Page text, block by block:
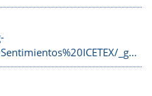
_g…